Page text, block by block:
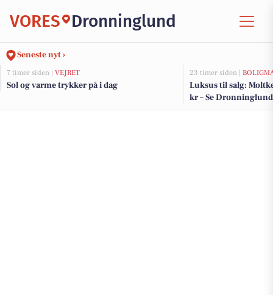
VORES Dronninglund
Seneste nyt ›
7 timer siden | VEJRET
Sol og varme trykker på i dag
23 timer siden |
Luksus til salg:
kr – Se